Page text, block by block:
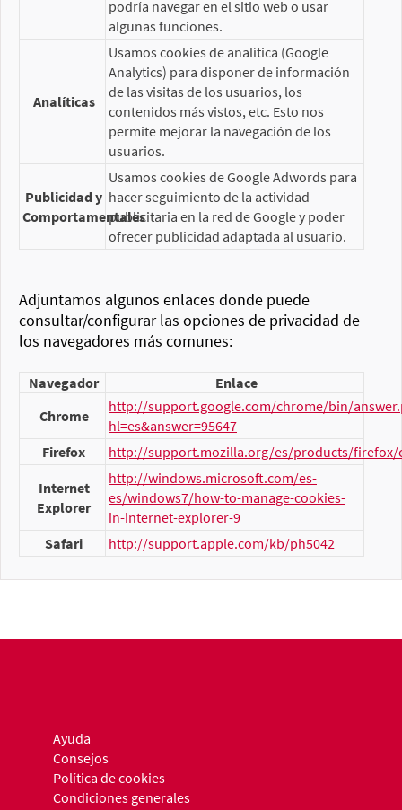
podría navegar en el sitio web o usar
algunas funciones.
Analíticas
Usamos cookies de analítica (Google
Analytics) para disponer de información
de las visitas de los usuarios, los
contenidos más vistos, etc. Esto nos
permite mejorar la navegación de los
usuarios.
Publicidad y
Comportamentales
Usamos cookies de Google Adwords para
hacer seguimiento de la actividad
publicitaria en la red de Google y poder
ofrecer publicidad adaptada al usuario.
Adjuntamos algunos enlaces donde puede
consultar/configurar las opciones de privacidad de
los navegadores más comunes:
Navegador
Enlace
Chrome
http://support.google.com/chrome/bin/
hl=es&answer=95647
Firefox
http://support.mozilla.org/es/products/firefox/
Internet
Explorer
http://windows.microsoft.com/es-
es/windows7/how-to-manage-cookies-
in-internet-explorer-9
Safari
http://support.apple.com/kb/ph5042
Ayuda
Consejos
Política de cookies
Condiciones generales